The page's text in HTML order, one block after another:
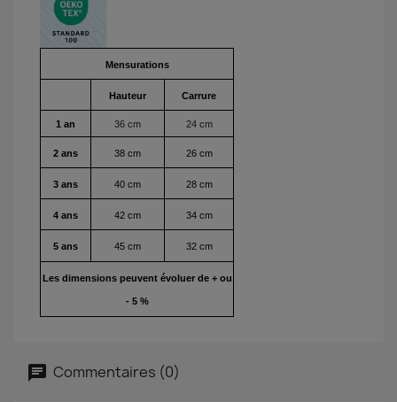
Mensurations
Hauteur Carrure
1 an 36 cm 24 cm
2 ans 38 cm 26 cm
3 ans 40 cm 28 cm
4 ans 42 cm 34 cm
5 ans 45 cm 32 cm
Les dimensions peuvent évoluer de + ou
- 5 %
Commentaires (0)